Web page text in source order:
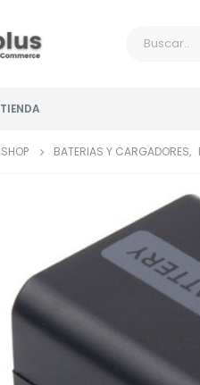
TIENDA
SHOP BATERIAS Y CARGADORES,